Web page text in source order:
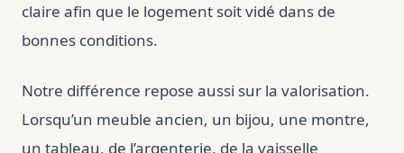
claire afin que le logement soit vidé dans de
bonnes conditions.
Notre différence repose aussi sur la valorisation.
Lorsqu’un meuble ancien, un bijou, une montre,
un tableau, de l’argenterie, de la vaisselle